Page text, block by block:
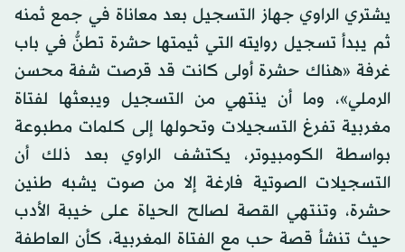
يشتري الراوي جهاز التسجيل بعد معاناة في جمع ثمنه
ثم يبدأ تسجيل روايته التي ثيمتها حشرة تطنُّ في باب
غرفة «هناك حشرة أولى كانت قد قرصت شفة محسن
الرملي»، وما أن ينتهي من التسجيل ويبعثها لفتاة
مغربية تفرغ التسجيلات وتحولها إلى كلمات مطبوعة
بواسطة الكومبيوتر، يكتشف الراوي بعد ذلك أن
التسجيلات الصوتية فارغة إلا من صوت يشبه طنين
حشرة، وتنتهي القصة لصالح الحياة على خيبة الأدب
حيث تنشأ قصة حب مع الفتاة المغربية، كأن العاطفة